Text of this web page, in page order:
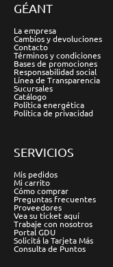
GÉANT
La empresa
Cambios y devoluciones
Contacto
Términos y condiciones
Bases de promociones
Responsabilidad social
Línea de Transparencia
Sucursales
Catálogo
Política energética
Política de privacidad
SERVICIOS
Mis pedidos
Mi carrito
Cómo comprar
Preguntas frecuentes
Proveedores
Vea su ticket aquí
Trabaje con nosotros
Portal GDU
Solicitá la Tarjeta Más
Consulta de Puntos